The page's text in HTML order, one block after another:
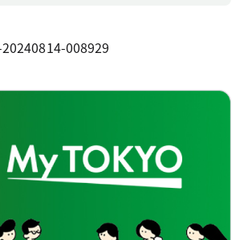
008929